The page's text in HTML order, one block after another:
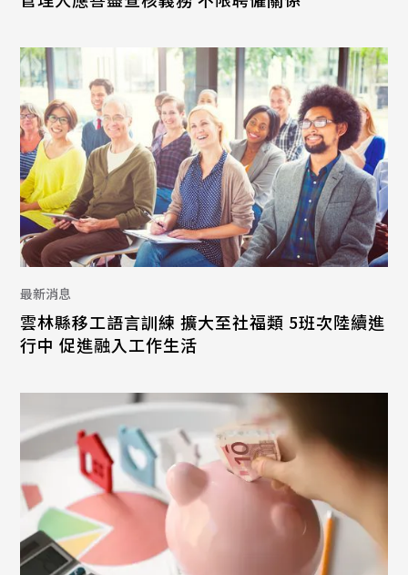
最新消息
雲林縣移工語言訓練 擴大至社福類 5班次陸續進
行中 促進融入工作生活